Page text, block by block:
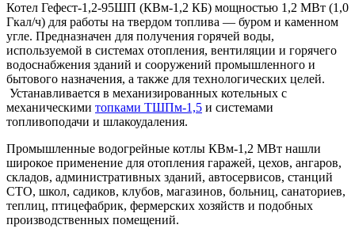
Котел Гефест-1,2-95ШП (КВм-1,2 КБ) мощностью 1,2 МВт (1,0
Гкал/ч) для работы на твердом топлива — буром и каменном
угле. Предназначен для получения горячей воды,
используемой в системах отопления, вентиляции и горячего
водоснабжения зданий и сооружений промышленного и
бытового назначения, а также для технологических целей.
Устанавливается в механизированных котельных с
механическими топками ТШПм-1,5 и системами
топливоподачи и шлакоудаления.
Промышленные водогрейные котлы КВм-1,2 МВт нашли
широкое применение для отопления гаражей, цехов, ангаров,
складов, административных зданий, автосервисов, станций
СТО, школ, садиков, клубов, магазинов, больниц, санаториев,
теплиц, птицефабрик, фермерских хозяйств и подобных
производственных помещений.